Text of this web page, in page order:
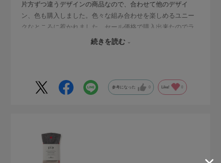
片方ずつ違うデザインの商品なので、合わせて他のデザイ
ン、色も購入しました。色々な組み合わせを楽しめるユニー
クなところに惹かれました。セール価格で購入出来たのでラ
続きを読む
参考になった 0 Like! 0